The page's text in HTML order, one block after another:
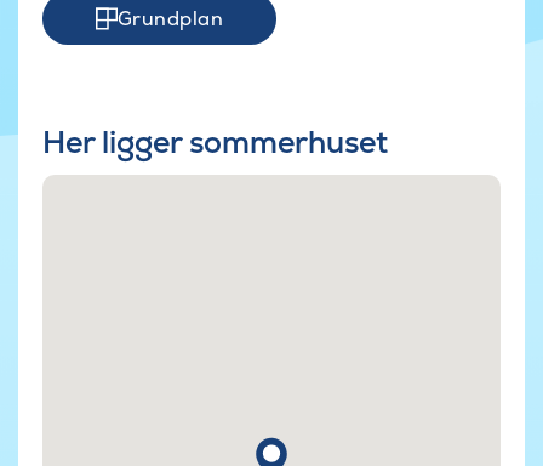
Grundplan
Her ligger sommerhuset